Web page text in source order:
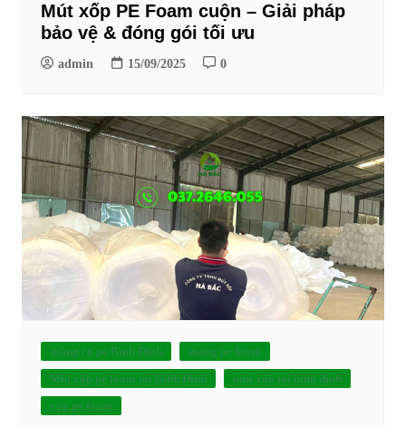
Mút xốp PE Foam cuộn – Giải pháp
bảo vệ & đóng gói tối ưu
admin 15/09/2025 0
màng co pe Bình Định
màng pe foam
Mút xốp pe foam tại Bình Định
mút xốp tại bình định
xop pe foam